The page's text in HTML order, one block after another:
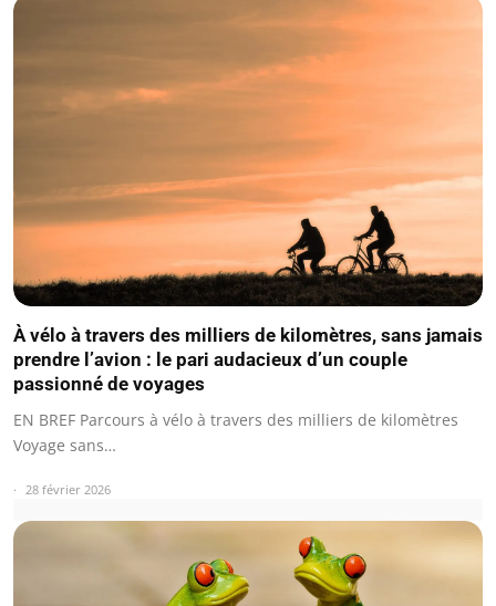
À vélo à travers des milliers de kilomètres, sans jamais
prendre l’avion : le pari audacieux d’un couple
passionné de voyages
EN BREF Parcours à vélo à travers des milliers de kilomètres
Voyage sans…
28 février 2026